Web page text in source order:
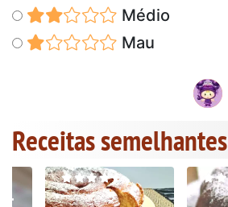
Médio
Mau
Receitas semelhantes